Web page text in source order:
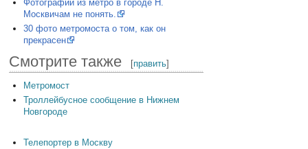
Фотографии из метро в городе Н.
Москвичам не понять.
30 фото метромоста о том, как он
прекрасен
Смотрите также [править]
Метромост
Троллейбусное сообщение в Нижнем
Новгороде
Телепортер в Москву